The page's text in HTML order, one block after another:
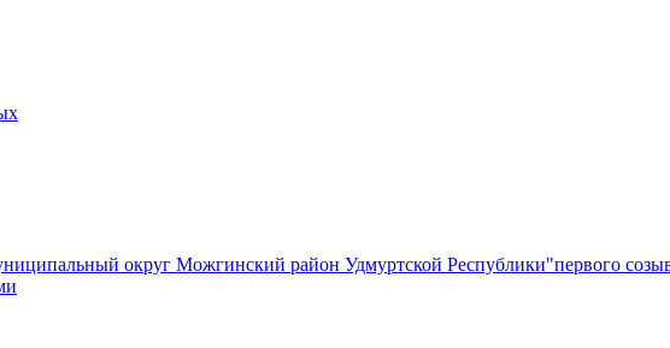
округ Можгинский район Удмуртской Республики"первого